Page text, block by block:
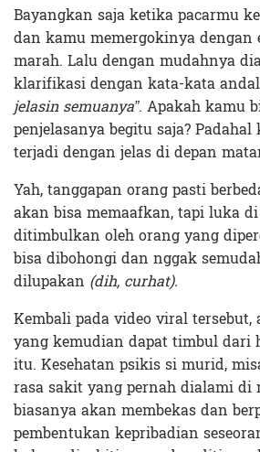
Bayangkan saja ketika pacarmu
dan kamu memergokinya dengan
marah. Lalu dengan mudahnya
klarifikasi dengan kata-kata
jelasin semuanya”. Apakah kamu
penjelasanya begitu saja?
terjadi dengan jelas di depan
Yah, tanggapan orang pasti
akan bisa memaafkan, tapi luka
ditimbulkan oleh orang yang
bisa dibohongi dan nggak
dilupakan (dih, curhat).
Kembali pada video viral tersebut,
yang kemudian dapat timbul dari
itu. Kesehatan psikis si murid,
rasa sakit yang pernah dialami di
biasanya akan membekas dan
pembentukan kepribadian